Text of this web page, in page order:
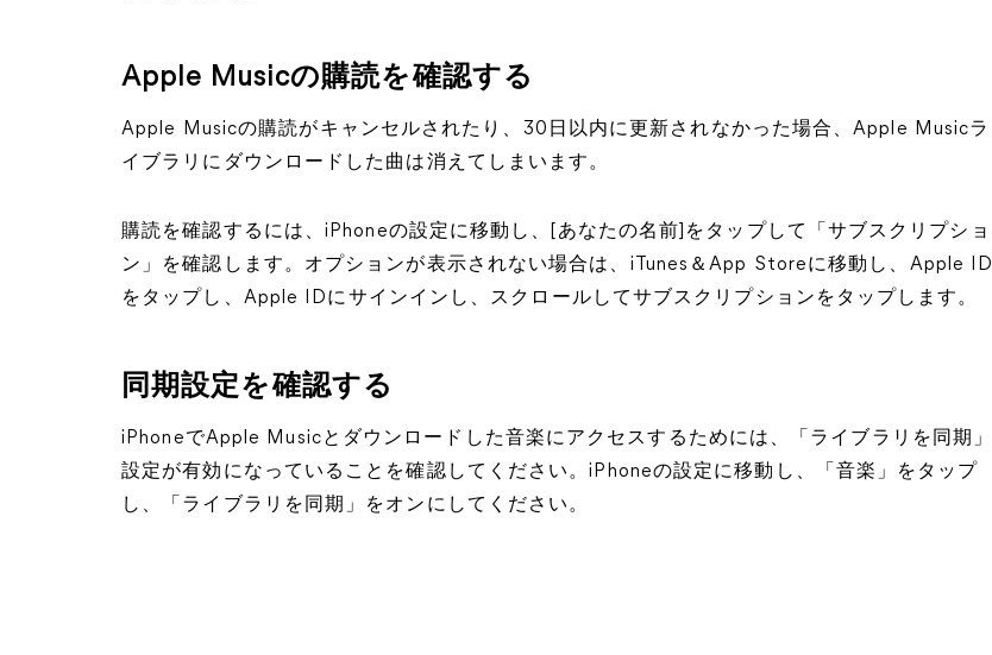
Apple Musicの購読を確認する
Apple Musicの購読がキャンセルされたり、30日以内に更新されなかった場合、Apple Musicラ
イブラリにダウンロードした曲は消えてしまいます。
購読を確認するには、iPhoneの設定に移動し、[あなたの名前]をタップして「サブスクリプショ
ン」を確認します。オプションが表示されない場合は、iTunes＆App Storeに移動し、Apple ID
をタップし、Apple IDにサインインし、スクロールしてサブスクリプションをタップします。
同期設定を確認する
iPhoneでApple Musicとダウンロードした音楽にアクセスするためには、「ライブラリを同期」
設定が有効になっていることを確認してください。iPhoneの設定に移動し、「音楽」をタップ
し、「ライブラリを同期」をオンにしてください。